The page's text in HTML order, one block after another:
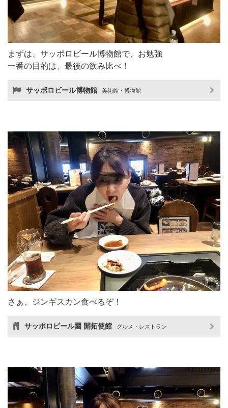
まずは、サッポロビール博物館で、お勉強
一番の目的は、最後の飲み比べ！
サッポロビール博物館 美術館・博物館
さぁ、ジンギスカン食べるぞ！
サッポロビール園 開拓使館 グルメ・レストラン